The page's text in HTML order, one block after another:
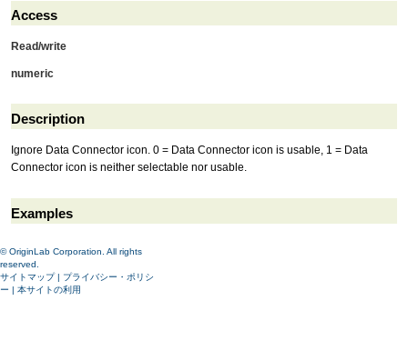
Access
Read/write
numeric
Description
Ignore Data Connector icon. 0 = Data Connector icon is usable, 1 = Data
Connector icon is neither selectable nor usable.
Examples
© OriginLab Corporation. All rights
reserved.
サイトマップ| プライバシー・ポリシ
ー | 本サイトの利用